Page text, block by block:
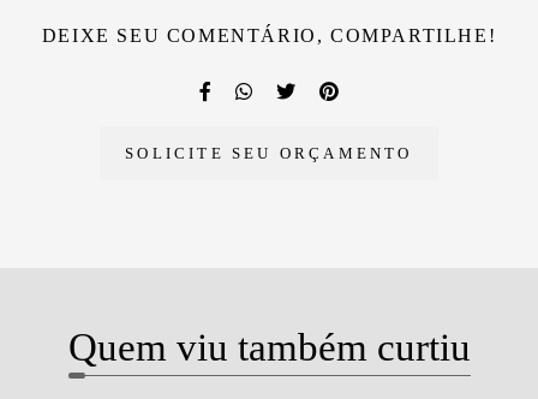
DEIXE SEU COMENTÁRIO, COMPARTILHE!
SOLICITE SEU ORÇAMENTO
Quem viu também curtiu